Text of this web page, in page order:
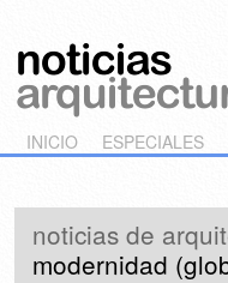
Main menu
Skip to primary content
Skip to secondary content
INICIO ESPECIALES
noticias de
modernidad